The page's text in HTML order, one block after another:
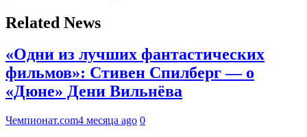
Related News
«Одни из лучших фантастических
фильмов»: Стивен Спилберг — о
«Дюне» Дени Вильнёва
Чемпионат.com4 месяца ago 0